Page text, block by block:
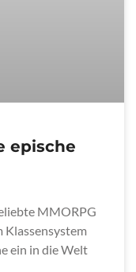
epische
MMORPG
Klassensystem
ein in die Welt